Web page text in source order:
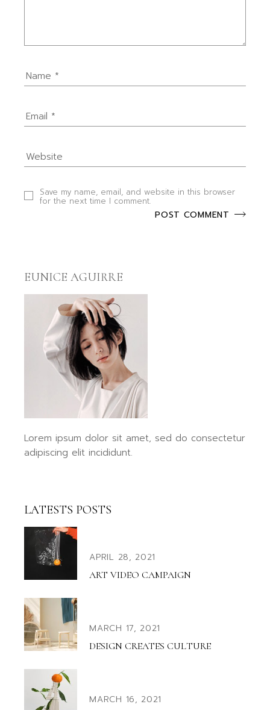
Save my name, email, and website in this browser
for the next time I comment.
POST COMMENT
EUNICE AGUIRRE
Lorem ipsum dolor sit amet, sed do consectetur
adipiscing elit incididunt.
LATESTS POSTS
APRIL 28, 2021
ART VIDEO CAMPAIGN
MARCH 17, 2021
DESIGN CREATES CULTURE
MARCH 16, 2021